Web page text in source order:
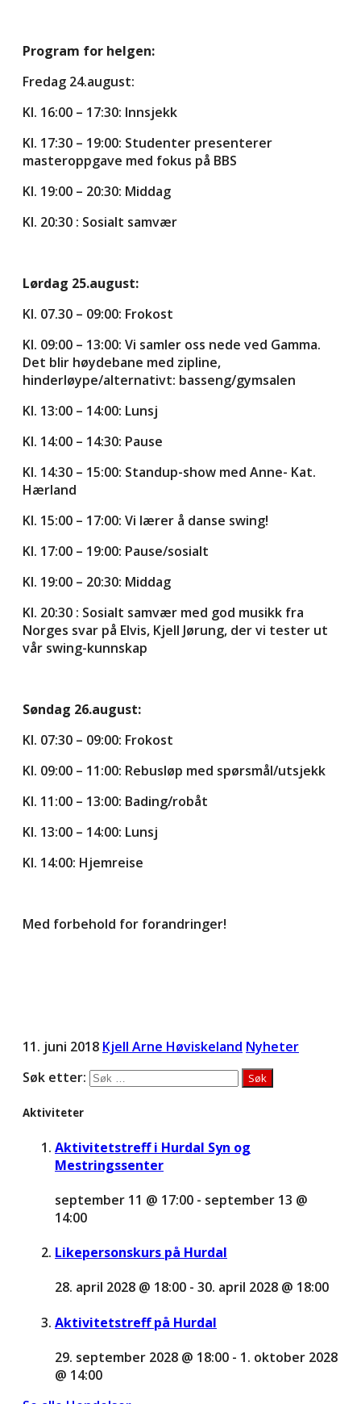
Program for helgen:
Fredag 24.august:
Kl. 16:00 – 17:30: Innsjekk
Kl. 17:30 – 19:00: Studenter presenterer
masteroppgave med fokus på BBS
Kl. 19:00 – 20:30: Middag
Kl. 20:30 : Sosialt samvær
Lørdag 25.august:
Kl. 07.30 – 09:00: Frokost
Kl. 09:00 – 13:00: Vi samler oss nede ved Gamma.
Det blir høydebane med zipline,
hinderløype/alternativt: basseng/gymsalen
Kl. 13:00 – 14:00: Lunsj
Kl. 14:00 – 14:30: Pause
Kl. 14:30 – 15:00: Standup-show med Anne- Kat.
Hærland
Kl. 15:00 – 17:00: Vi lærer å danse swing!
Kl. 17:00 – 19:00: Pause/sosialt
Kl. 19:00 – 20:30: Middag
Kl. 20:30 : Sosialt samvær med god musikk fra
Norges svar på Elvis, Kjell Jørung, der vi tester ut
vår swing-kunnskap
Søndag 26.august:
Kl. 07:30 – 09:00: Frokost
Kl. 09:00 – 11:00: Rebusløp med spørsmål/utsjekk
Kl. 11:00 – 13:00: Bading/robåt
Kl. 13:00 – 14:00: Lunsj
Kl. 14:00: Hjemreise
Med forbehold for forandringer!
11. juni 2018 Kjell Arne Høviskeland Nyheter
Søk etter:
Aktiviteter
Aktivitetstreff i Hurdal Syn og
Mestringssenter
september 11 @ 17:00 - september 13 @
14:00
Likepersonskurs på Hurdal
28. april 2028 @ 18:00 - 30. april 2028 @ 18:00
Aktivitetstreff på Hurdal
29. september 2028 @ 18:00 - 1. oktober 2028
@ 14:00